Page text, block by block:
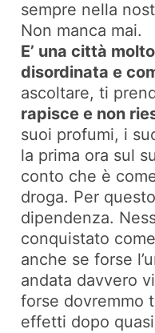
sempre nella
Non manca mai.
E’ una città
disordinata e
ascoltare, ti
rapisce e non
suoi profumi, i
la prima ora sul
conto che è
droga. Per
dipendenza.
conquistato
anche se forse
andata davvero
forse dovremmo
effetti dopo